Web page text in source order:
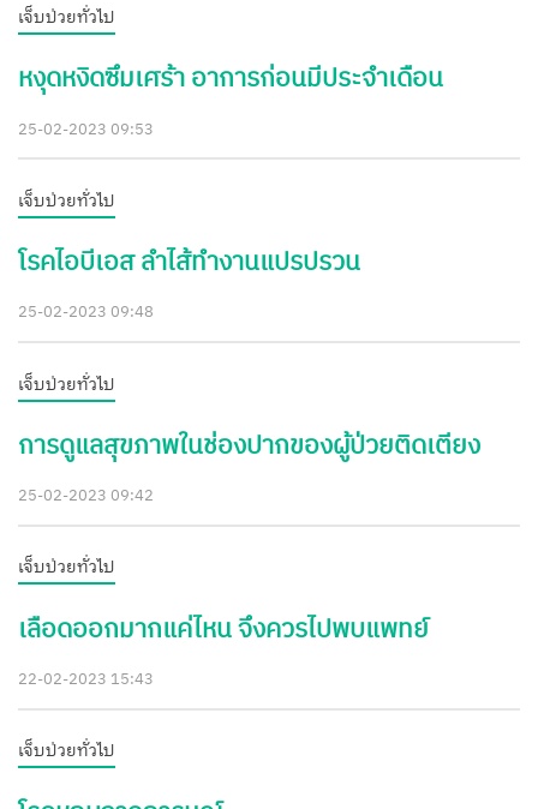
เจ็บป่วยทั่วไป
หงุดหงิดซึมเศร้า อาการก่อนมีประจำเดือน
25-02-2023 09:53
เจ็บป่วยทั่วไป
โรคไอบีเอส ลำไส้ทำงานแปรปรวน
25-02-2023 09:48
เจ็บป่วยทั่วไป
การดูแลสุขภาพในช่องปากของผู้ป่วยติดเตียง
25-02-2023 09:42
เจ็บป่วยทั่วไป
เลือดออกมากแค่ไหน จึงควรไปพบแพทย์
22-02-2023 15:43
เจ็บป่วยทั่วไป